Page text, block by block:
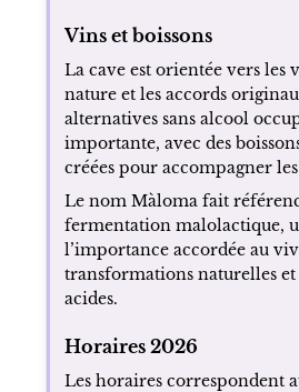
Vins et boissons
La cave est orientée vers les
nature et les accords
alternatives sans alcool
importante, avec des
créées pour accompagner
Le nom Màloma fait
fermentation malolactique,
l’importance accordée au
transformations naturelles
acides.
Horaires 2026
Les horaires correspondent